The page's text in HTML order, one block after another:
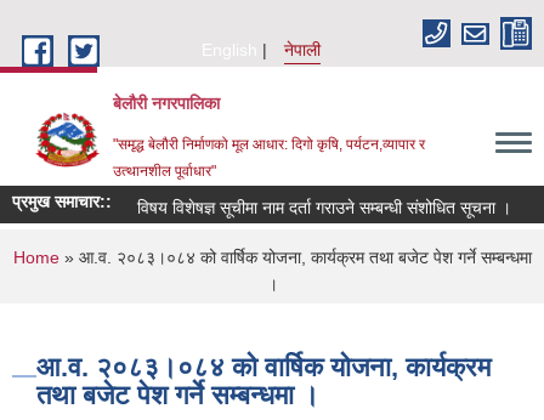
English
नेपाली
बेलौरी नगरपालिका
"समृद्ध बेलौरी निर्माणको मूल आधार: दिगो कृषि, पर्यटन,व्यापार र
उत्थानशील पूर्वाधार"
प्रमुख समाचार::विषय विशेषज्ञ सूचीमा नाम दर्ता गराउने सम्बन्धी संशोधित सूचना ।
You are here
Home» आ.व. २०८३।०८४ को वार्षिक योजना, कार्यक्रम तथा बजेट पेश गर्ने सम्बन्धमा
।
आ.व. २०८३।०८४ को वार्षिक योजना, कार्यक्रम
तथा बजेट पेश गर्ने सम्बन्धमा ।